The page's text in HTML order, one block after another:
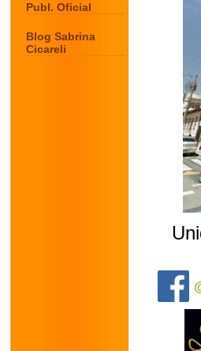
Publ. Oficial
Blog Sabrina
Cicareli